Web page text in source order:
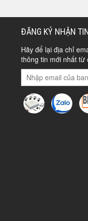
ĐĂNG KÝ NHẬN
Hãy để lại địa chỉ
thông tin mới nhất từ